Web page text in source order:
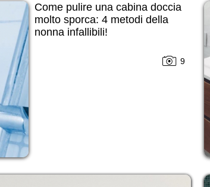
Come pulire una cabina doccia
molto sporca: 4 metodi della
nonna infallibili!
9